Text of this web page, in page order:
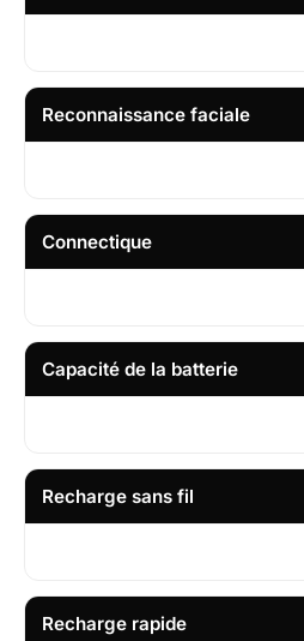
Reconnaissance faciale
Connectique
Capacité de la batterie
Recharge sans fil
Recharge rapide